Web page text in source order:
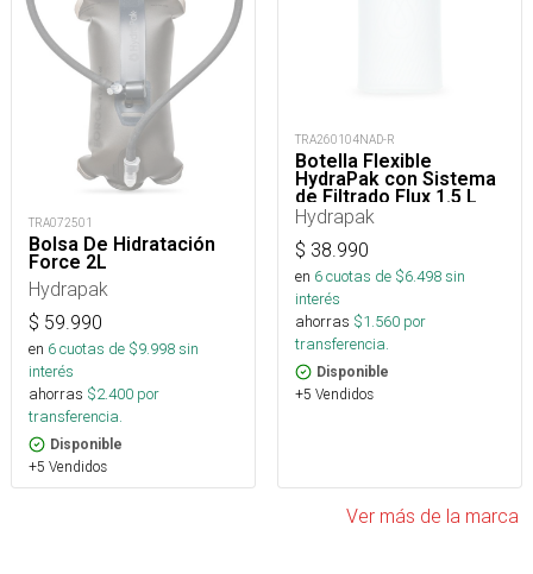
TRA072501
Bolsa De Hidratación
Force 2L
Hydrapak
$ 59.990
en 6cuotas de $9.998sin
interés
ahorras $2.400 por
transferencia.
Disponible
+5 Vendidos
TRA260104NAD-R
Botella Flexible
HydraPak con Sistema
de Filtrado Flux 1.5 L
Hydrapak
$ 38.990
en 6cuotas de $6.498sin
interés
ahorras $1.560 por
transferencia.
Disponible
+5 Vendidos
Ver más de la marca